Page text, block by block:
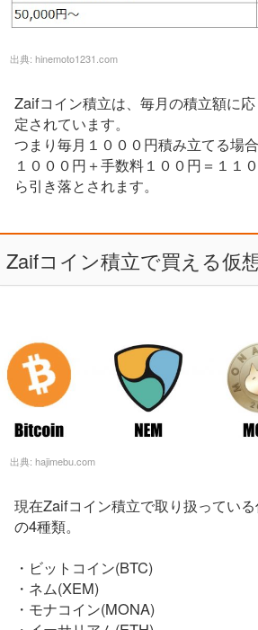
出典: hinemoto1231.com
Zaifコイン積立は、毎月の積立額に
定されています。
つまり毎月１０００円積み立てる場合
１０００円＋手数料１００円＝１１
ら引き落とされます。
Zaifコイン積立で買える仮
出典: hajimebu.com
現在Zaifコイン積立で取り扱ってい
の4種類。
・ビットコイン(BTC)
・ネム(XEM)
・モナコイン(MONA)